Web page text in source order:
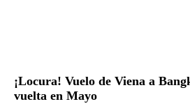
¡Locura! Vuelo de Viena a
vuelta en Mayo